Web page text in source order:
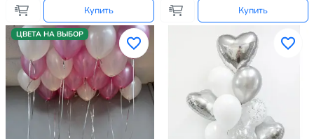
Купить Купить
ЦВЕТА НА ВЫБОР